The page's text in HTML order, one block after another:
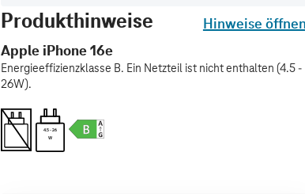
Produkthinweise
Hinweise
Apple iPhone 16e
Energieeffizienzklasse B. Ein Netzteil ist nicht enthalten (4.5 -
26W).
4.5 - 26
W